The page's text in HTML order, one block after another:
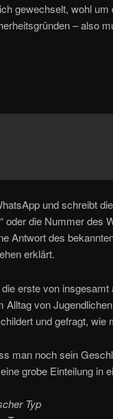
gewechselt, wohl
– also
und schreibt
oder die Nummer des
Antwort des
erklärt.
erste von
Alltag von
und gefragt, wie
man noch sein
grobe Einteilung in
Typ